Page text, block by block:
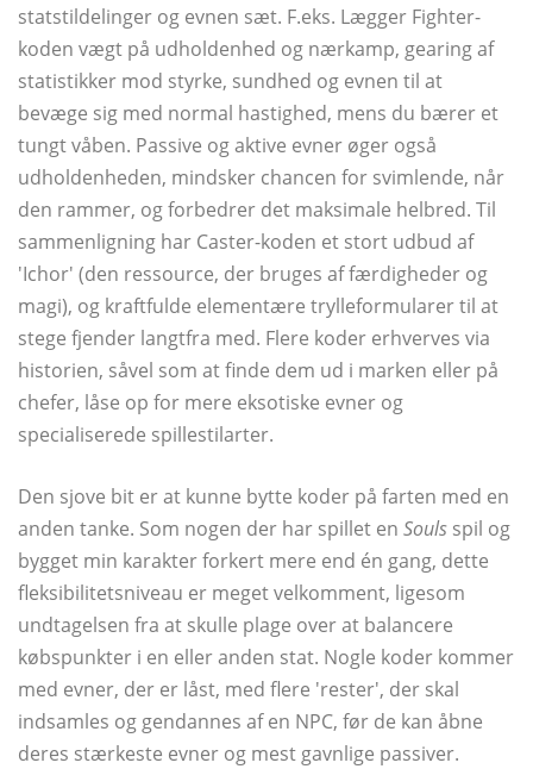
statstildelinger og evnen sæt. F.eks. Lægger Fighter-
koden vægt på udholdenhed og nærkamp, ​​gearing af
statistikker mod styrke, sundhed og evnen til at
bevæge sig med normal hastighed, mens du bærer et
tungt våben. Passive og aktive evner øger også
udholdenheden, mindsker chancen for svimlende, når
den rammer, og forbedrer det maksimale helbred. Til
sammenligning har Caster-koden et stort udbud af
'Ichor' (den ressource, der bruges af færdigheder og
magi), og kraftfulde elementære trylleformularer til at
stege fjender langtfra med. Flere koder erhverves via
historien, såvel som at finde dem ud i marken eller på
chefer, låse op for mere eksotiske evner og
specialiserede spillestilarter.
Den sjove bit er at kunne bytte koder på farten med en
anden tanke. Som nogen der har spillet en Souls spil og
bygget min karakter forkert mere end én gang, dette
fleksibilitetsniveau er meget velkomment, ligesom
undtagelsen fra at skulle plage over at balancere
købspunkter i en eller anden stat. Nogle koder kommer
med evner, der er låst, med flere 'rester', der skal
indsamles og gendannes af en NPC, før de kan åbne
deres stærkeste evner og mest gavnlige passiver.